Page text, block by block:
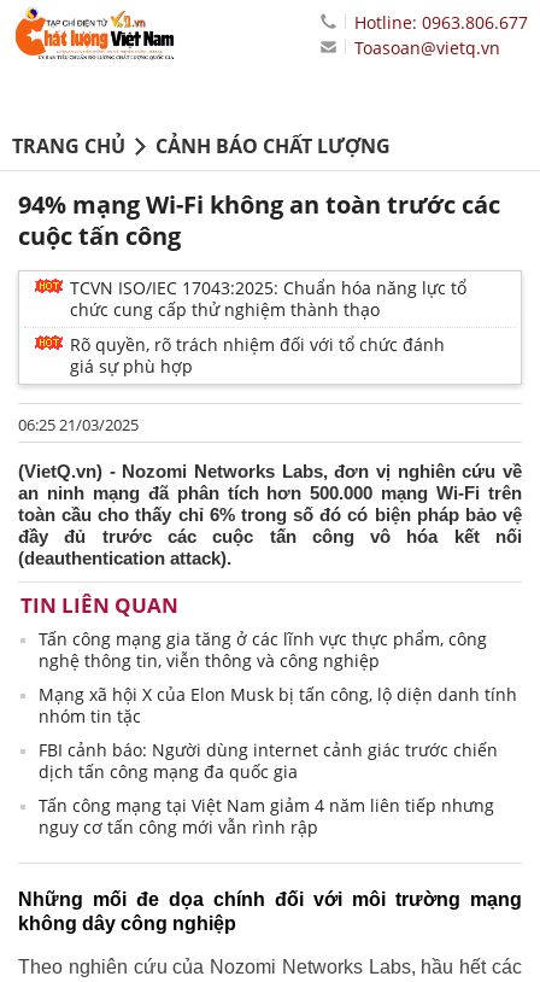
Hotline: 0963.806.677
Toasoan@vietq.vn
TRANG CHỦ CẢNH BÁO CHẤT LƯỢNG
94% mạng Wi-Fi không an toàn trước các
cuộc tấn công
TCVN ISO/IEC 17043:2025: Chuẩn hóa năng lực tổ
chức cung cấp thử nghiệm thành thạo
Rõ quyền, rõ trách nhiệm đối với tổ chức đánh
giá sự phù hợp
06:25 21/03/2025
(VietQ.vn) - Nozomi Networks Labs, đơn vị nghiên cứu về
an ninh mạng đã phân tích hơn 500.000 mạng Wi-Fi trên
toàn cầu cho thấy chỉ 6% trong số đó có biện pháp bảo vệ
đầy đủ trước các cuộc tấn công vô hóa kết nối
(deauthentication attack).
TIN LIÊN QUAN
Tấn công mạng gia tăng ở các lĩnh vực thực phẩm, công
nghệ thông tin, viễn thông và công nghiệp
Mạng xã hội X của Elon Musk bị tấn công, lộ diện danh tính
nhóm tin tặc
FBI cảnh báo: Người dùng internet cảnh giác trước chiến
dịch tấn công mạng đa quốc gia
Tấn công mạng tại Việt Nam giảm 4 năm liên tiếp nhưng
nguy cơ tấn công mới vẫn rình rập
Những mối đe dọa chính đối với môi trường mạng
không dây công nghiệp
Theo nghiên cứu của Nozomi Networks Labs, hầu hết các